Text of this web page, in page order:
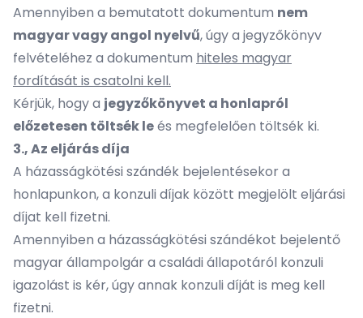
Amennyiben a bemutatott dokumentum nem
magyar vagy angol nyelvű, úgy a jegyzőkönyv
felvételéhez a dokumentum hiteles magyar
fordítását is csatolni kell.
Kérjük, hogy a jegyzőkönyvet a honlapról
előzetesen töltsék leés megfelelően töltsék ki.
3., Az eljárás díja
A házasságkötési szándék bejelentésekor a
honlapunkon, a konzuli díjak között megjelölt eljárási
díjat kell fizetni.
Amennyiben a házasságkötési szándékot bejelentő
magyar állampolgár a családi állapotáról konzuli
igazolást is kér, úgy annak konzuli díját is meg kell
fizetni.